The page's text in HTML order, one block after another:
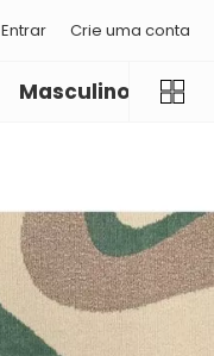
Entrar Crie uma conta
Masculino